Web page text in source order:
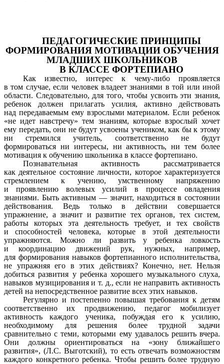
ПЕДАГОГИЧЕСКИЕ ПРИНЦИПЫ
ФОРМИРОВАНИЯ МОТИВАЦИИ ОБУЧЕНИЯ
МЛАДШИХ ШКОЛЬНИКОВ
В КЛАССЕ ФОРТЕПИАНО
Как известно, интерес к чему-либо проявляется
в том случае, если человек владеет знаниями в той или иной
области. Следовательно, для того, чтобы усвоить эти знания,
ребенок должен прилагать усилия, активно действовать
над передаваемым ему взрослыми материалом. Если ребенок
«не идет навстречу» тем знаниям, которые взрослый хочет
ему передать, они не будут усвоены учеником, как бы к этому
ни стремился учитель, соответственно не будут
формироваться ни интересы, ни активность, ни тем более
мотивация к обучению школьника в классе фортепиано.
Познавательная активность рассматривается
как деятельное состояние личности, которое характеризуется
стремлением к учению, умственному напряжению
и проявлению волевых усилий в процессе овладения
знаниями. Быть активным — значит, находиться в состоянии
действования. Ведь только в действии совершается
упражнение, а значит и развитие тех органов, тех систем,
работы которых эта деятельность требует, и тех свойств
и способностей человека, которые в этой деятельности
упражняются. Можно ли развить у ребенка ловкость
и координацию движений рук, нужных, например,
для формирования навыков фортепианного исполнительства,
не упражняя его в этих действиях? Конечно, нет. Нельзя
добиться развития у ребенка хорошего музыкального слуха,
навыков музицирования и т. д., если не направить активность
детей на непосредственное развитие всех этих навыков.
Регулярно и постепенно повышая требования к детям
соответственно их продвижению, педагог мобилизует
активность каждого ученика, побуждая его к усилию,
необходимому для решения более трудной задачи
сравнительно с теми, которыми ему удавалось решить вчера.
Они должны ориентироваться на «зону ближайшего
развития», (Л.С. Выготский), то есть отвечать возможностям
каждого конкретного ребенка. Чтобы решить более трудную